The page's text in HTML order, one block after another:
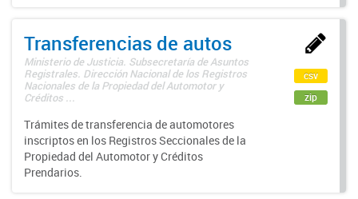
Transferencias de autos
Ministerio de Justicia. Subsecretaría de Asuntos
Registrales. Dirección Nacional de los Registros
Nacionales de la Propiedad del Automotor y
Créditos ...
Trámites de transferencia de automotores
inscriptos en los Registros Seccionales de la
Propiedad del Automotor y Créditos
Prendarios.
csv
zip